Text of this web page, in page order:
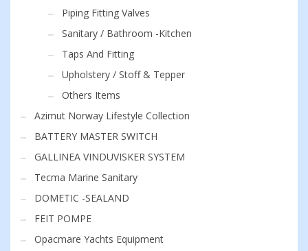
Piping Fitting Valves
Sanitary / Bathroom -Kitchen
Taps And Fitting
Upholstery / Stoff & Tepper
Others Items
Azimut Norway Lifestyle Collection
BATTERY MASTER SWITCH
GALLINEA VINDUVISKER SYSTEM
Tecma Marine Sanitary
DOMETIC -SEALAND
FEIT POMPE
Opacmare Yachts Equipment